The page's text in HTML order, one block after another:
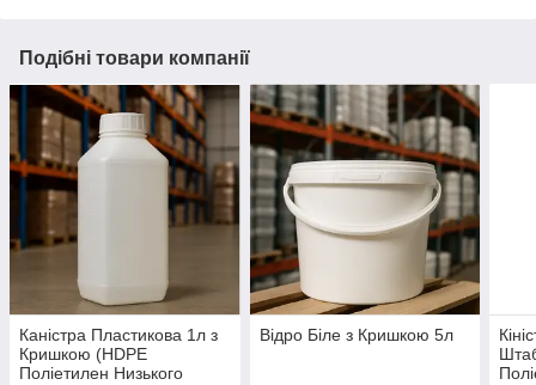
Подібні товари компанії
Каністра Пластикова 1л з
Кришкою (HDPE
Поліетилен Низького
Відро Біле з Кришкою 5л